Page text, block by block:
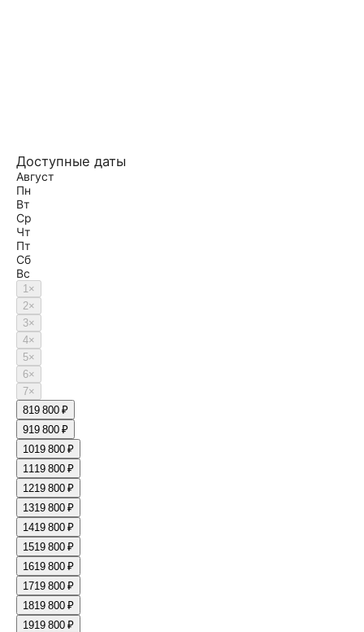
Доступные даты
Август
Пн
Вт
Ср
Чт
Пт
Сб
Вс
1×
2×
3×
4×
5×
6×
7×
819 800 ₽
919 800 ₽
1019 800 ₽
1119 800 ₽
1219 800 ₽
1319 800 ₽
1419 800 ₽
1519 800 ₽
1619 800 ₽
1719 800 ₽
1819 800 ₽
1919 800 ₽